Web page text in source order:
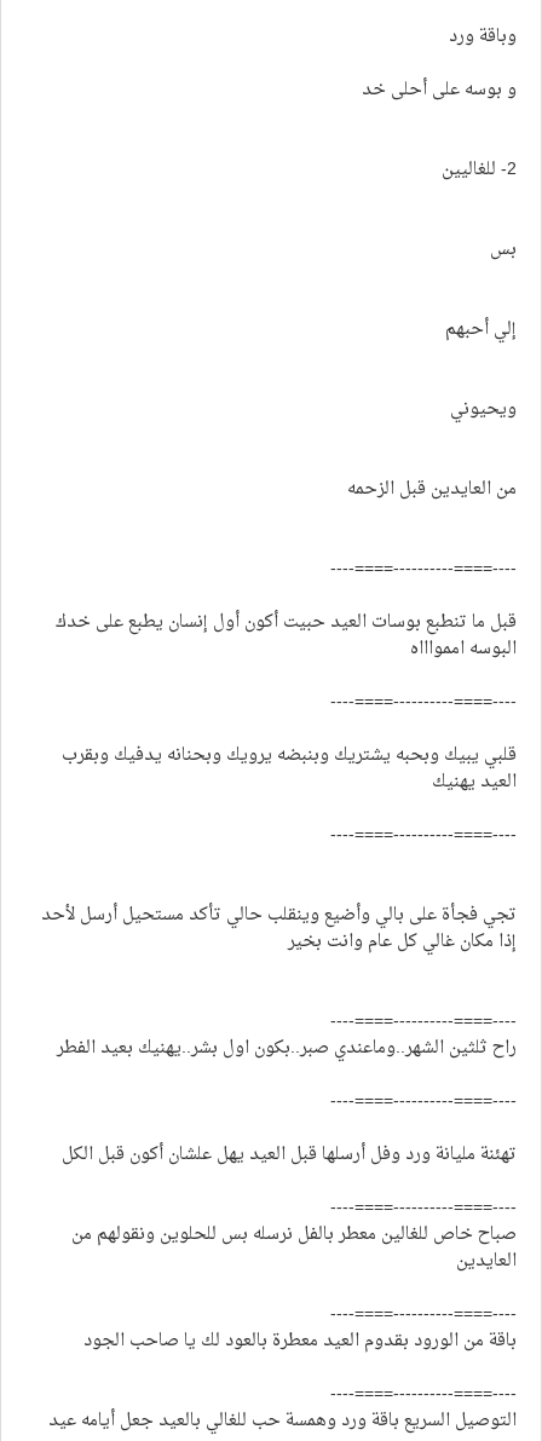
وباقة ورد
و بوسه على أحلى خد
2- للغاليين
بس
إلي أحبهم
ويحيوني
من العايدين قبل الزحمه
----====----------====----
قبل ما تنطبع بوسات العيد حبيت أكون أول إنسان يطبع على خدك
البوسه اممواااه
----====----------====----
قلبي يبيك وبحبه يشتريك وبنبضه يرويك وبحنانه يدفيك وبقرب
العيد يهنيك
----====----------====----
تجي فجأة على بالي وأضيع وينقلب حالي تأكد مستحيل أرسل لأحد
إذا مكان غالي كل عام وانت بخير
----====----------====----
راح ثلثين الشهر..وماعندي صبر..بكون اول بشر..يهنيك بعيد الفطر
----====----------====----
تهئنة مليانة ورد وفل أرسلها قبل العيد يهل علشان أكون قبل الكل
----====----------====----
صباح خاص للغالين معطر بالفل نرسله بس للحلوين ونقولهم من
العايدين
----====----------====----
باقة من الورود بقدوم العيد معطرة بالعود لك يا صاحب الجود
----====----------====----
التوصيل السريع باقة ورد وهمسة حب للغالي بالعيد جعل أيامه عيد